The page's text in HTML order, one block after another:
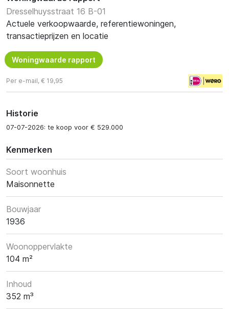
Dresselhuysstraat 16 B-01
Actuele verkoopwaarde, referentiewoningen,
transactieprijzen en locatie
Woningwaarde rapport
Per e-mail, € 19,95
Historie
07-07-2026: te koop voor € 529.000
Kenmerken
Soort woonhuis
Maisonnette
Bouwjaar
1936
Woonoppervlakte
104 m²
Inhoud
352 m³